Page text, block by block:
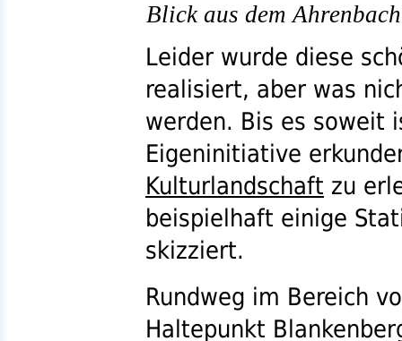
Blick aus dem
Leider wurde diese
realisiert, aber was
werden. Bis es soweit
Eigeninitiative
Kulturlandschaft zu
beispielhaft einige
skizziert.
Rundweg im Bereich
Haltepunkt